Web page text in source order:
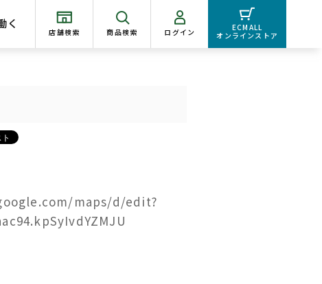
く
店舗検索 商品検索 ログイン
ECMALL
オンラインストア
maps/d/edit?